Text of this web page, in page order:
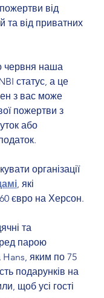
від
та від приватних
червня наша
статус, а це
з вас може
пожертви з
або
організації
, які
євро на Херсон.
та
парою
яким по 75
подарунків на
щоб усі гості